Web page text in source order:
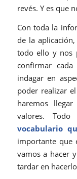
revés. Y es que
Con toda la
de la
todo ello y nos
confirmar
indagar en
poder realizar
haremos
valores.
vocabulario
importante que
vamos a hacer
tardar en